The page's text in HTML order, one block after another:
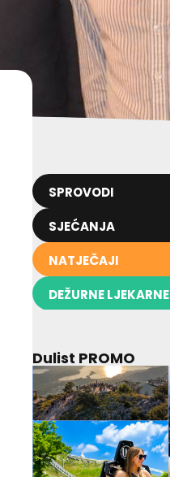
SPROVODI
SJEĆANJA
NATJEČAJI
DEŽURNE LJEKARNE
Dulist PROMO